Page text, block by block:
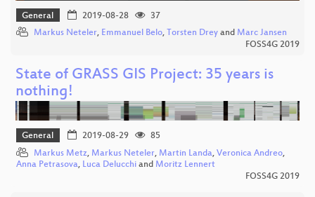
General 2019-08-28
37
Markus Neteler, Emmanuel Belo, Torsten Drey and Marc Jansen
FOSS4G 2019
State of GRASS GIS Project: 35 years is
nothing!
General 2019-08-29
85
Markus Metz, Markus Neteler, Martin Landa, Veronica Andreo,
Anna Petrasova, Luca Delucchi and Moritz Lennert
FOSS4G 2019